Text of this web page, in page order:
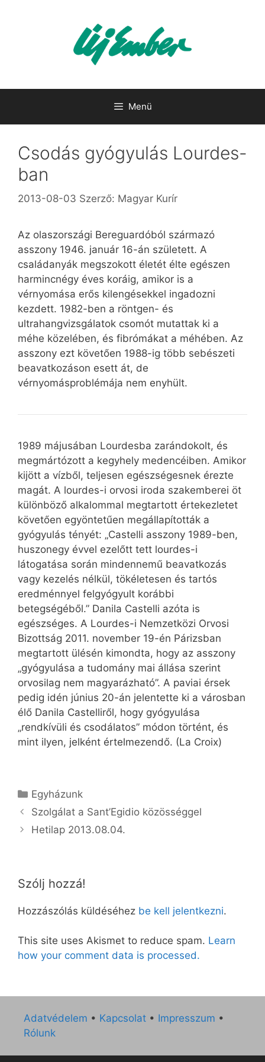
Menü
Csodás gyógyulás Lourdes-
ban
2013-08-03 Szerző: Magyar Kurír
Az olaszországi Bereguardóból származó
asszony 1946. január 16-án született. A
családanyák megszokott életét élte egészen
harmincnégy éves koráig, amikor is a
vérnyomása erős kilengésekkel ingadozni
kezdett. 1982-ben a röntgen- és
ultrahangvizsgálatok csomót mutattak ki a
méhe közelében, és fibrómákat a méhében. Az
asszony ezt követően 1988-ig több sebészeti
beavatkozáson esett át, de
vérnyomásproblémája nem enyhült.
1989 májusában Lourdesba zarándokolt, és
megmártózott a kegyhely medencéiben. Amikor
kijött a vízből, teljesen egészségesnek érezte
magát. A lourdes-i orvosi iroda szakemberei öt
különböző alkalommal megtartott értekezletet
követően egyöntetűen megállapították a
gyógyulás tényét: „Castelli asszony 1989-ben,
huszonegy évvel ezelőtt tett lourdes-i
látogatása során mindennemű beavatkozás
vagy kezelés nélkül, tökéletesen és tartós
eredménnyel felgyógyult korábbi
betegségéből.” Danila Castelli azóta is
egészséges. A Lourdes-i Nemzetközi Orvosi
Bizottság 2011. november 19-én Párizsban
megtartott ülésén kimondta, hogy az asszony
„gyógyulása a tudomány mai állása szerint
orvosilag nem magyarázható”. A paviai érsek
pedig idén június 20-án jelentette ki a városban
élő Danila Castelliről, hogy gyógyulása
„rendkívüli és csodálatos” módon történt, és
mint ilyen, jelként értelmezendő. (La Croix)
Kategória
Egyházunk
Szolgálat a Sant’Egidio közösséggel
Hetilap 2013.08.04.
Szólj hozzá!
Hozzászólás küldéséhez be kell jelentkezni.
This site uses Akismet to reduce spam. Learn
how your comment data is processed.
Adatvédelem • Kapcsolat • Impresszum •
Rólunk